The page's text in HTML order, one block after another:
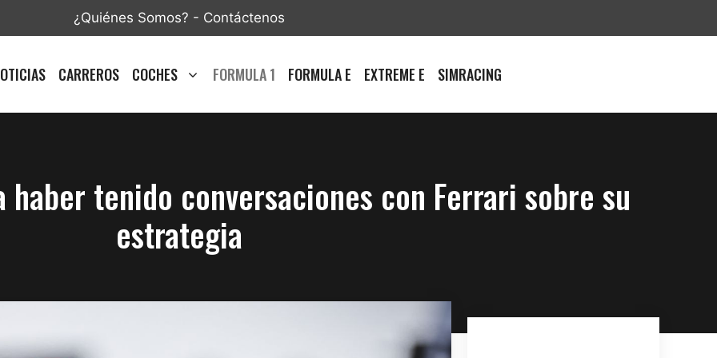
¿Quiénes Somos? - Contáctenos
CARREROS COCHES FORMULA 1 FORMULA E EXTREME E SIMRACING
tenido conversaciones con Ferrari sobre su
estrategia